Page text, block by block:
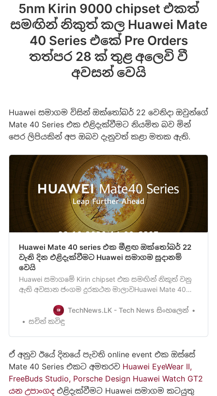
5nm Kirin 9000 chipset එකත්
සමඟින් නිකුත් කල Huawei Mate
40 Series එකේ Pre Orders
තත්පර 28 ක් තුළ අලෙවි වී
අවසන් වෙයි
Huawei සමාගම විසින් ඔක්තෝබර් 22 වෙනිදා ඔවුන්ගේ
Mate 40 Series එක එළිදැක්වීමට නියමිත බව මින්
පෙර ලිපියකින් අප ඔබව දැනුවත් කළා මතක ඇති.
Huawei Mate 40 series එක මීළඟ ඔක්තෝබර් 22
වැනි දින එළිදැක්වීමට Huawei සමාගම සූදානම්
වෙයි
Huawei සමාගමේ Kirin chipset එක සමඟින් නිකුත් වනු
ඇති අවසාන ජංගම දුරකථන මාලාවHuawei Mate 40
අවස්ථාවක අපි ඔබව දැනුවත් කළාමතක ඇති. HiSilicon
Kirin chip එකක් සමඟින් නිකුත් වන අවසාන ජංගම
TechNews.LK - Tech News සිංහලෙන්
සචින් කවිඳු
ඒ අනුව ඊයේ දිනයේ පැවති online event එක ඔස්සේ
Mate 40 Series එකට අමතරව Huawei EyeWear II,
FreeBuds Studio, Porsche Design Huawei Watch GT2
යන උපාංගදඑළිදැක්වීමට Huawei සමාගම කටයුතු